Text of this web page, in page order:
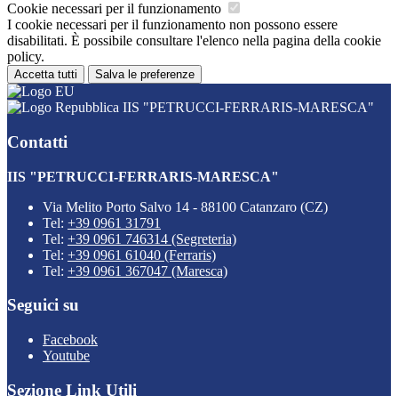
Cookie necessari per il funzionamento
I cookie necessari per il funzionamento non possono essere
disabilitati. È possibile consultare l'elenco nella pagina della cookie
policy.
Accetta tutti Salva le preferenze
IIS "PETRUCCI-FERRARIS-MARESCA"
Contatti
IIS "PETRUCCI-FERRARIS-MARESCA"
Via Melito Porto Salvo 14 - 88100 Catanzaro (CZ)
Tel: +39 0961 31791
Tel: +39 0961 746314 (Segreteria)
Tel: +39 0961 61040 (Ferraris)
Tel: +39 0961 367047 (Maresca)
Seguici su
Facebook
Youtube
Sezione Link Utili